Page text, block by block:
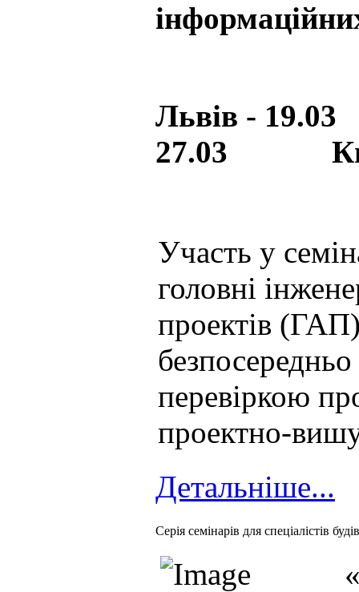
Львів -
27.03
Участь у
головні
проектів
перевіркою
проектно-
Детальніше...
Cерія семінарів для спеціалістів